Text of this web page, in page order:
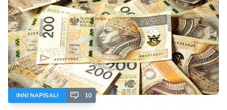
INNI NAPISALI 10